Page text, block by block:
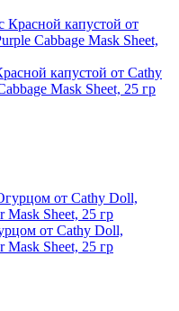
капустой от Cathy
Mask Sheet, 25 гр
от Cathy Doll,
Mask Sheet, 25 гр